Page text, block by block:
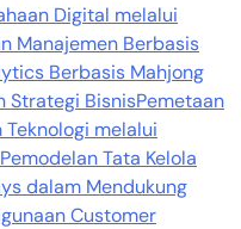
Digital melalui
Manajemen Berbasis
Berbasis Mahjong
Strategi BisnisPemetaan
melalui
Pemodelan Tata Kelola
dalam Mendukung
Customer